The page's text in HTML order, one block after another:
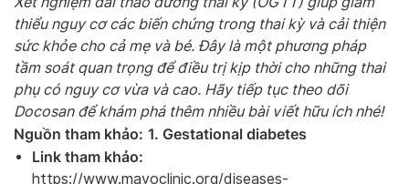
thiểu nguy cơ các biến chứng trong thai kỳ và cải thiện
sức khỏe cho cả mẹ và bé. Đây là một phương pháp
tầm soát quan trọng để điều trị kịp thời cho những thai
phụ có nguy cơ vừa và cao. Hãy tiếp tục theo dõi
Docosan để khám phá thêm nhiều bài viết hữu ích nhé!
Nguồn tham khảo: 1. Gestational diabetes
Link tham khảo:
https://www.mayoclinic.org/diseases-